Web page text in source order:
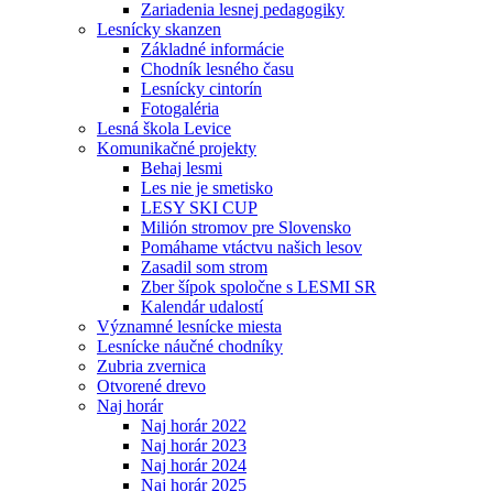
Zariadenia lesnej pedagogiky
Lesnícky skanzen
Základné informácie
Chodník lesného času
Lesnícky cintorín
Fotogaléria
Lesná škola Levice
Komunikačné projekty
Behaj lesmi
Les nie je smetisko
LESY SKI CUP
Milión stromov pre Slovensko
Pomáhame vtáctvu našich lesov
Zasadil som strom
Zber šípok spoločne s LESMI SR
Kalendár udalostí
Významné lesnícke miesta
Lesnícke náučné chodníky
Zubria zvernica
Otvorené drevo
Naj horár
Naj horár 2022
Naj horár 2023
Naj horár 2024
Naj horár 2025